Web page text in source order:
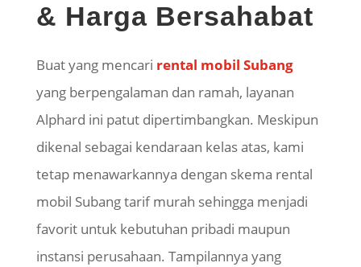
& Harga Bersahabat
Buat yang mencari rental mobil Subang
yang berpengalaman dan ramah, layanan
Alphard ini patut dipertimbangkan. Meskipun
dikenal sebagai kendaraan kelas atas, kami
tetap menawarkannya dengan skema rental
mobil Subang tarif murah sehingga menjadi
favorit untuk kebutuhan pribadi maupun
instansi perusahaan. Tampilannya yang